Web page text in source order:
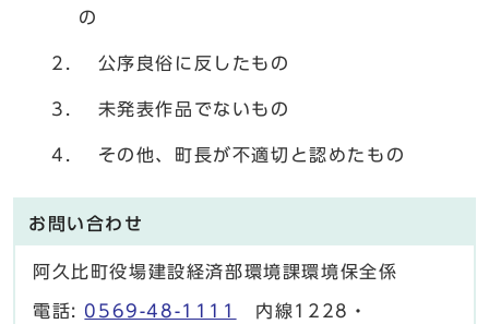
の
公序良俗に反したもの
未発表作品でないもの
その他、町長が不適切と認めたもの
お問い合わせ
阿久比町役場建設経済部環境課環境保全係
電話: 0569-48-1111
内線1228・